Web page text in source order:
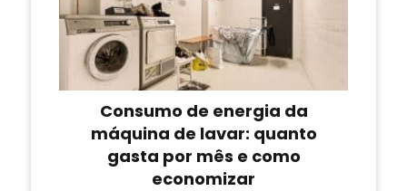
Consumo de energia da
máquina de lavar: quanto
gasta por mês e como
economizar